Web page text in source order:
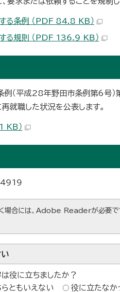
る条例 （PDF 84.8 KB）
る規則 （PDF 136.9 KB）
例（平成28年野田市条例第6号
就職した状況を公表します。
KB）
場合には、Adobe Readerが必要で
は役に立ちましたか？
らともいえない 役に立たなか